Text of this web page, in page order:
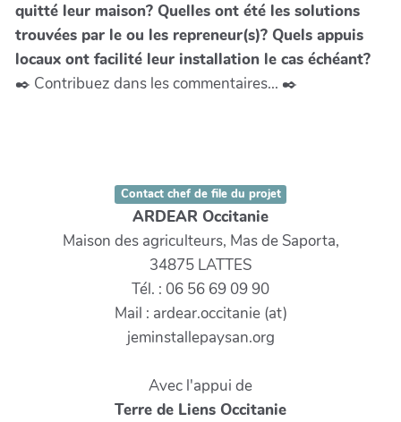
quitté leur maison? Quelles ont été les solutions
trouvées par le ou les repreneur(s)? Quels appuis
locaux ont facilité leur installation le cas échéant?
✒️ Contribuez dans les commentaires... ✒️
Contact chef de file du projet
ARDEAR Occitanie
Maison des agriculteurs, Mas de Saporta,
34875 LATTES
Tél. : 06 56 69 09 90
Mail : ardear.occitanie (at)
jeminstallepaysan.org
Avec l'appui de
Terre de Liens Occitanie